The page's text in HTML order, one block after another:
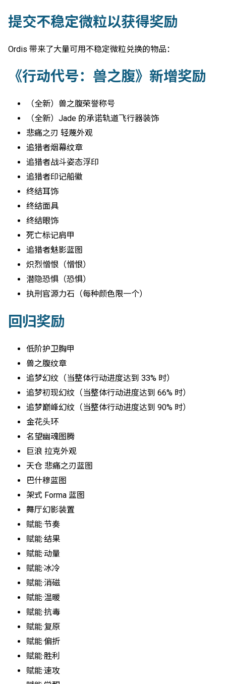
提交不稳定微粒以获得奖励
Ordis 带来了大量可用不稳定微粒兑换的物品：
《行动代号：兽之腹》新增奖励
（全新）兽之腹荣誉称号
（全新）Jade 的承诺轨道飞行器装饰
悲痛之刃 轻蔑外观
追猎者烟幕纹章
追猎者战斗姿态浮印
追猎者印记船徽
终结耳饰
终结面具
终结眼饰
死亡标记肩甲
追猎者魅影蓝图
炽烈憎恨（憎恨）
潜隐恐惧（恐惧）
执刑官源力石（每种颜色限一个）
回归奖励
低阶护卫胸甲
兽之腹纹章
追梦幻纹（当整体行动进度达到 33% 时）
追梦初现幻纹（当整体行动进度达到 66% 时）
追梦巅峰幻纹（当整体行动进度达到 90% 时）
金花头环
名望幽魂图腾
巨浪 拉克外观
天仓 悲痛之刃蓝图
巴什穆蓝图
架式 Forma 蓝图
舞厅幻影装置
赋能·节奏
赋能·结果
赋能·动量
赋能·冰冷
赋能·消磁
赋能·温暖
赋能·抗毒
赋能·复原
赋能·偏折
赋能·胜利
赋能·速攻